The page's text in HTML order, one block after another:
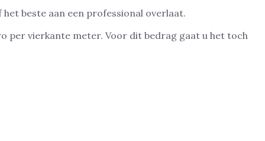
beste aan een professional overlaat.
per vierkante meter. Voor dit bedrag gaat u het toch